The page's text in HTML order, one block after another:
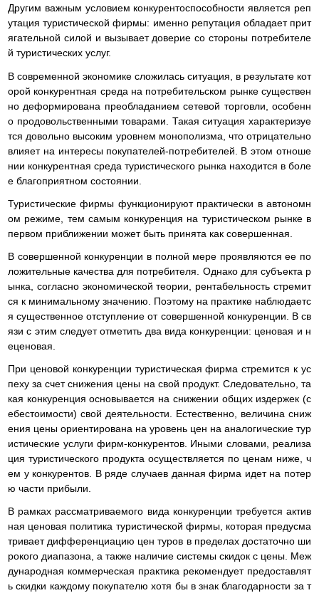
Другим важным условием конкурентоспособности является реп
утация туристической фирмы: именно репутация обладает прит
ягательной силой и вызывает доверие со стороны потребителе
й туристических услуг.
В современной экономике сложилась ситуация, в результате кот
орой конкурентная среда на потребительском рынке существен
но деформирована преобладанием сетевой торговли, особенн
о продовольственными товарами. Такая ситуация характеризуе
тся довольно высоким уровнем монополизма, что отрицательно
влияет на интересы покупателей-потребителей. В этом отноше
нии конкурентная среда туристического рынка находится в боле
е благоприятном состоянии.
Туристические фирмы функционируют практически в автономн
ом режиме, тем самым конкуренция на туристическом рынке в
первом приближении может быть принята как совершенная.
В совершенной конкуренции в полной мере проявляются ее по
ложительные качества для потребителя. Однако для субъекта р
ынка, согласно экономической теории, рентабельность стремит
ся к минимальному значению. Поэтому на практике наблюдаетс
я существенное отступление от совершенной конкуренции. В св
язи с этим следует отметить два вида конкуренции: ценовая и н
еценовая.
При ценовой конкуренции туристическая фирма стремится к ус
пеху за счет снижения цены на свой продукт. Следовательно, та
кая конкуренция основывается на снижении общих издержек (с
ебестоимости) свой деятельности. Естественно, величина сниж
ения цены ориентирована на уровень цен на аналогические тур
истические услуги фирм-конкурентов. Иными словами, реализа
ция туристического продукта осуществляется по ценам ниже, ч
ем у конкурентов. В ряде случаев данная фирма идет на потер
ю части прибыли.
В рамках рассматриваемого вида конкуренции требуется актив
ная ценовая политика туристической фирмы, которая предусма
тривает дифференциацию цен туров в пределах достаточно ши
рокого диапазона, а также наличие системы скидок с цены. Меж
дународная коммерческая практика рекомендует предоставлят
ь скидки каждому покупателю хотя бы в знак благодарности за т